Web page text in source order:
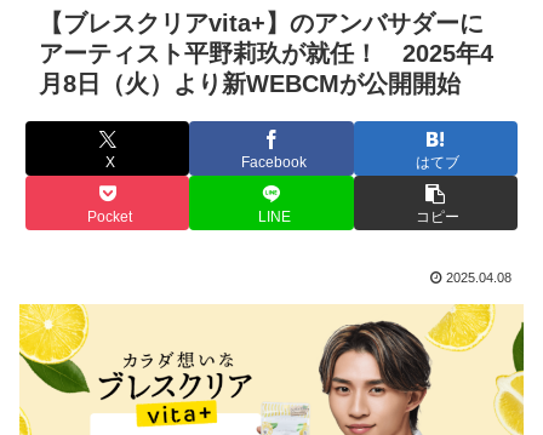
【ブレスクリアvita+】のアンバサダーに
アーティスト平野莉玖が就任！ 2025年4
月8日（火）より新WEBCMが公開開始
X Facebook はてブ
Pocket LINE コピー
2025.04.08